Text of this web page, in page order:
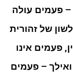
– פעמים עולה
של זהורית
פעמים אינו
– פעמים